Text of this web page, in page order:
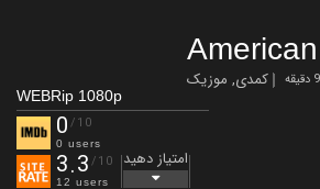
کمدی, موزیک
WEBRip 1080p
0 /10
0 users
3.3 /10
12 users
امتیاز دهید